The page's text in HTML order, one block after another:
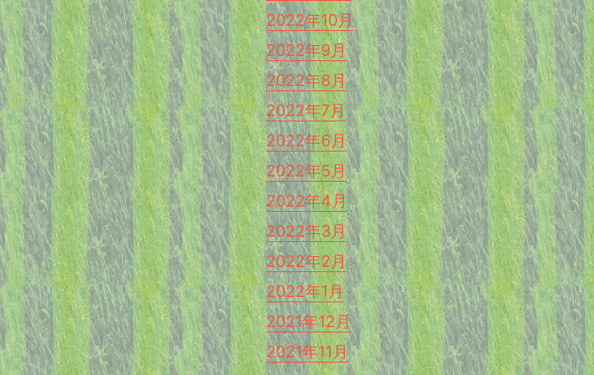
2022年10月
2022年9月
2022年8月
2022年7月
2022年6月
2022年5月
2022年4月
2022年3月
2022年2月
2022年1月
2021年12月
2021年11月